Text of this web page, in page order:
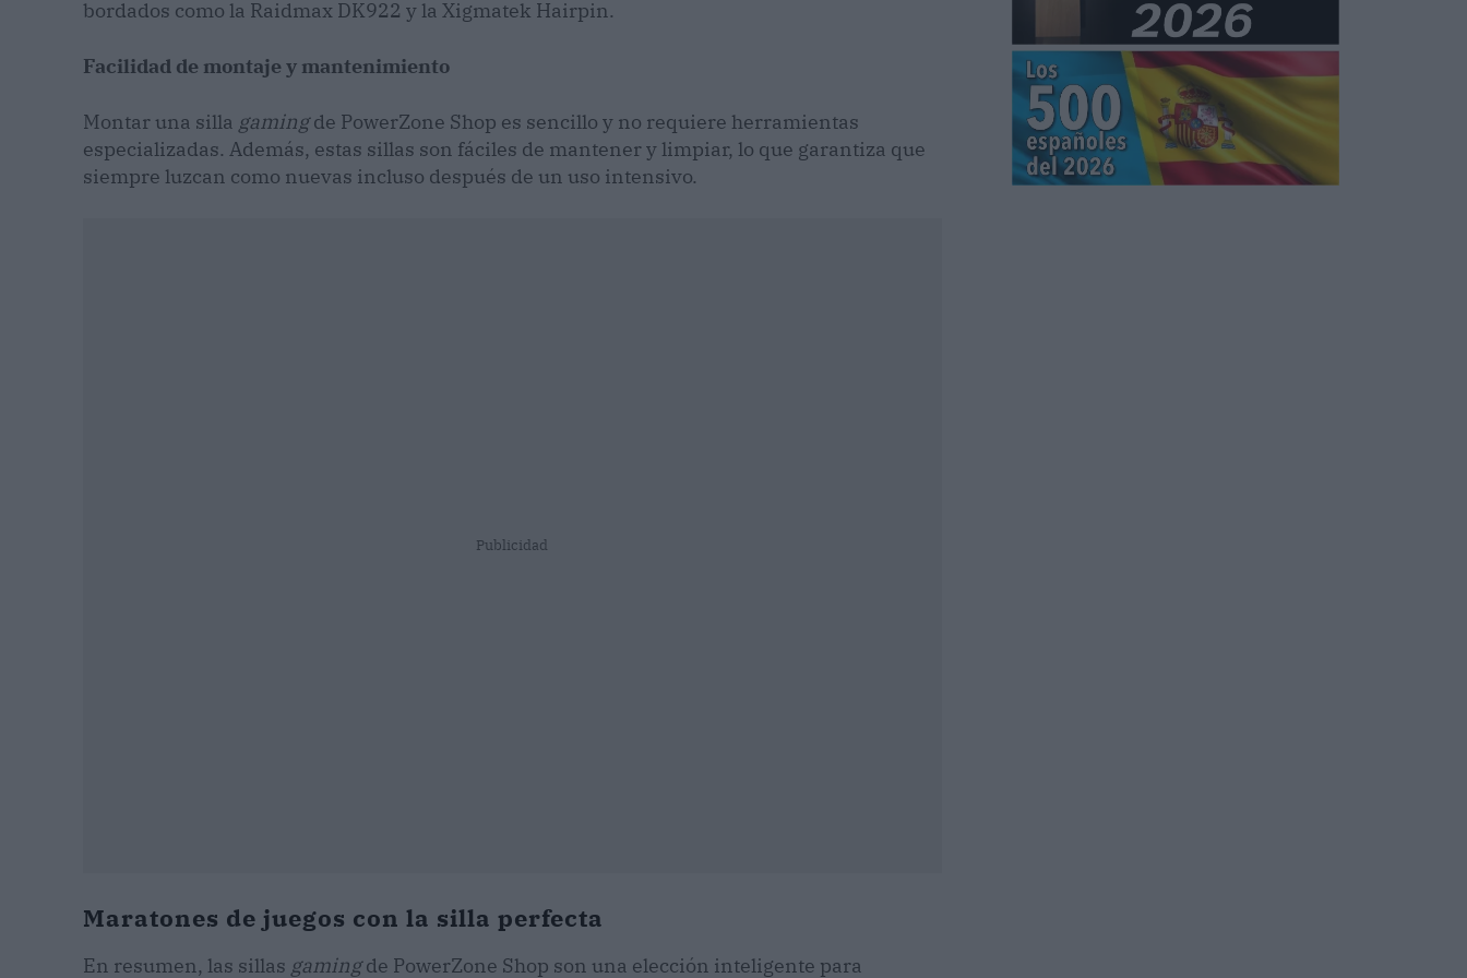
bordados como la Raidmax DK922 y la Xigmatek Hairpin.
Facilidad de montaje y mantenimiento
Montar una silla gamingde PowerZone Shop es sencillo y no requiere herramientas
especializadas. Además, estas sillas son fáciles de mantener y limpiar, lo que garantiza que
siempre luzcan como nuevas incluso después de un uso intensivo.
Publicidad
Maratones de juegos con la silla perfecta
En resumen, las sillas gamingde PowerZone Shop son una elección inteligente para